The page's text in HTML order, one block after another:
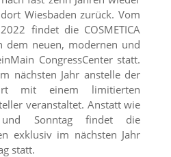
Wiesbaden zurück. Vom
findet die COSMETICA
dem neuen, modernen und
CongressCenter statt.
nächsten Jahr anstelle der
mit einem limitierten
veranstaltet. Anstatt wie
und Sonntag findet die
exklusiv im nächsten Jahr
statt.